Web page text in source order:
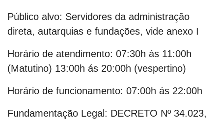
Público alvo: Servidores da administração
direta, autarquias e fundações, vide anexo I
Horário de atendimento: 07:30h ás 11:00h
(Matutino) 13:00h ás 20:00h (vespertino)
Horário de funcionamento: 07:00h ás 22:00h
Fundamentação Legal: DECRETO Nº 34.023,